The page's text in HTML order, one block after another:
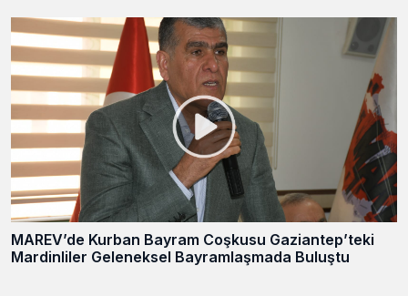
MAREV’de Kurban Bayram Coşkusu Gaziantep’teki
Mardinliler Geleneksel Bayramlaşmada Buluştu